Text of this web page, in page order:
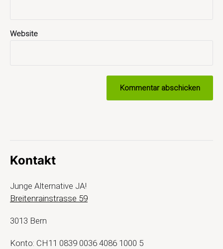
Website
Kontakt
Junge Alternative JA!
Breitenrainstrasse 59
3013 Bern
Konto: CH11 0839 0036 4086 1000 5